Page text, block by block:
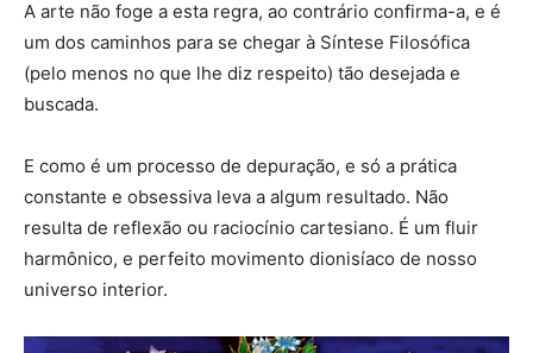
A arte não foge a esta regra, ao contrário confirma-a, e é
um dos caminhos para se chegar à Síntese Filosófica
(pelo menos no que lhe diz respeito) tão desejada e
buscada.
E como é um processo de depuração, e só a prática
constante e obsessiva leva a algum resultado. Não
resulta de reflexão ou raciocínio cartesiano. É um fluir
harmônico, e perfeito movimento dionisíaco de nosso
universo interior.